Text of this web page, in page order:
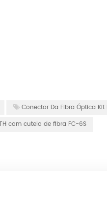
Conector Da Fibra Óptica Kit
com cutelo de fibra FC-6S